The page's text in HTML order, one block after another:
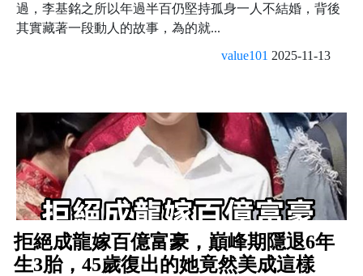
過，李基銘之所以年過半百仍堅持孤身一人不結婚，背後
其實藏著一段動人的故事，為的就...
value101 2025-11-13
拒絕成龍嫁百億富豪，巔峰期隱退6年
生3胎，45歲復出的她竟然美成這樣